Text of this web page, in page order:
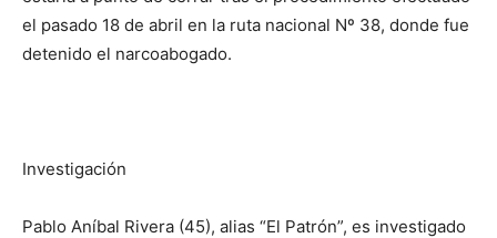
el pasado 18 de abril en la ruta nacional Nº 38, donde fue
detenido el narcoabogado.
Investigación
Pablo Aníbal Rivera (45), alias “El Patrón”, es investigado